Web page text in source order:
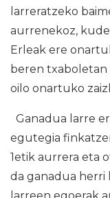
larreratzeko
aurrenekoz,
Erleak ere
beren txaboletan
oilo onartuko
Ganadua larre
egutegia
1etik aurrera eta
da ganadua herri